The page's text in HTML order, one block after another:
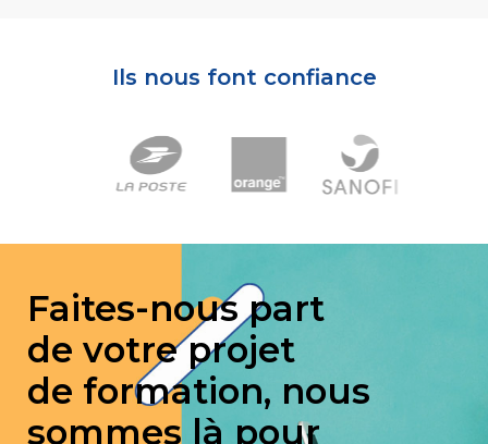
Ils nous font confiance
Faites-nous part
de votre projet
de formation, nous
sommes là pour